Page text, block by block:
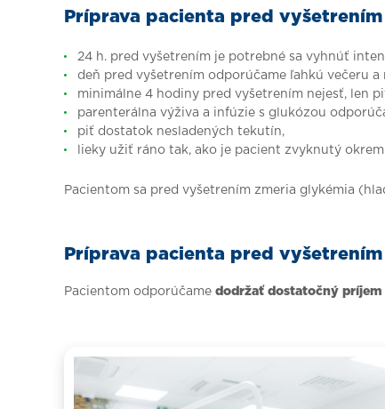
Príprava pacienta pred vyšetrením
24 h. pred vyšetrením je potrebné sa vyhnúť
deň pred vyšetrením odporúčame ľahkú večeru a
minimálne 4 hodiny pred vyšetrením nejesť, len
parenterálna výživa a infúzie s glukózou
piť dostatok nesladených tekutín,
lieky užiť ráno tak, ako je pacient zvyknutý
Pacientom sa pred vyšetrením zmeria glykémia
Príprava pacienta pred
Pacientom odporúčame dodržať dostatočný